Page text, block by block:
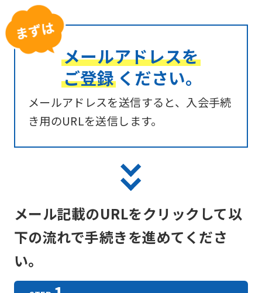
メールアドレスを
ご登録 ください。
メールアドレスを送信すると、入会手続
き用のURLを送信します。
メール記載のURLをクリックして以
下の流れで手続きを進めてくださ
い。